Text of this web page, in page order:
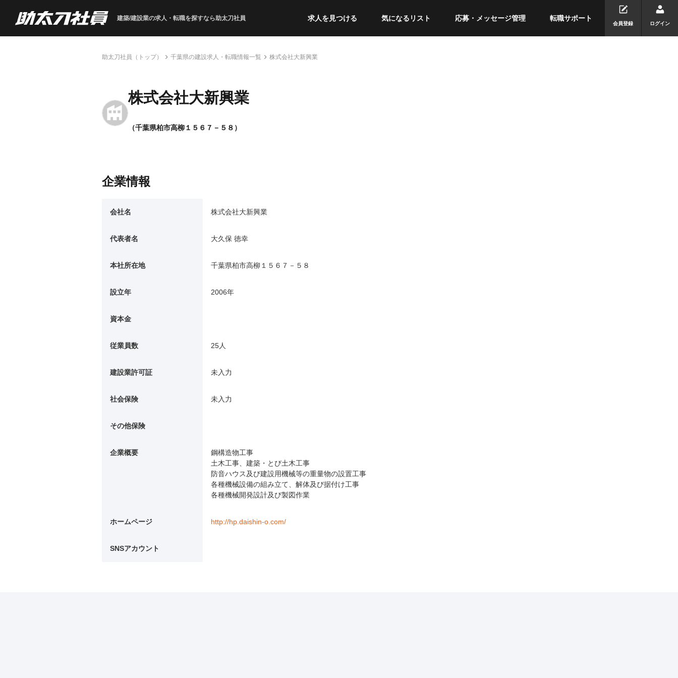
建築/建設業の求人・転職を探すなら助太刀社員 求人を見つける 気になるリスト 応募・メッセージ管理 転職サポート
会員登録 ログイン
助太刀社員（トップ） 千葉県の建設求人・転職情報一覧 株式会社大新興業
株式会社大新興業
（千葉県柏市高柳１５６７－５８）
企業情報
会社名 株式会社大新興業
代表者名 大久保 徳幸
本社所在地 千葉県柏市高柳１５６７－５８
設立年 2006年
資本金
従業員数 25人
建設業許可証 未入力
社会保険 未入力
その他保険
企業概要
鋼構造物工事
土木工事、建築・とび土木工事
防音ハウス及び建設用機械等の重量物の設置工事
各種機械設備の組み立て、解体及び据付け工事
各種機械開発設計及び製図作業
ホームページ http://hp.daishin-o.com/
SNSアカウント